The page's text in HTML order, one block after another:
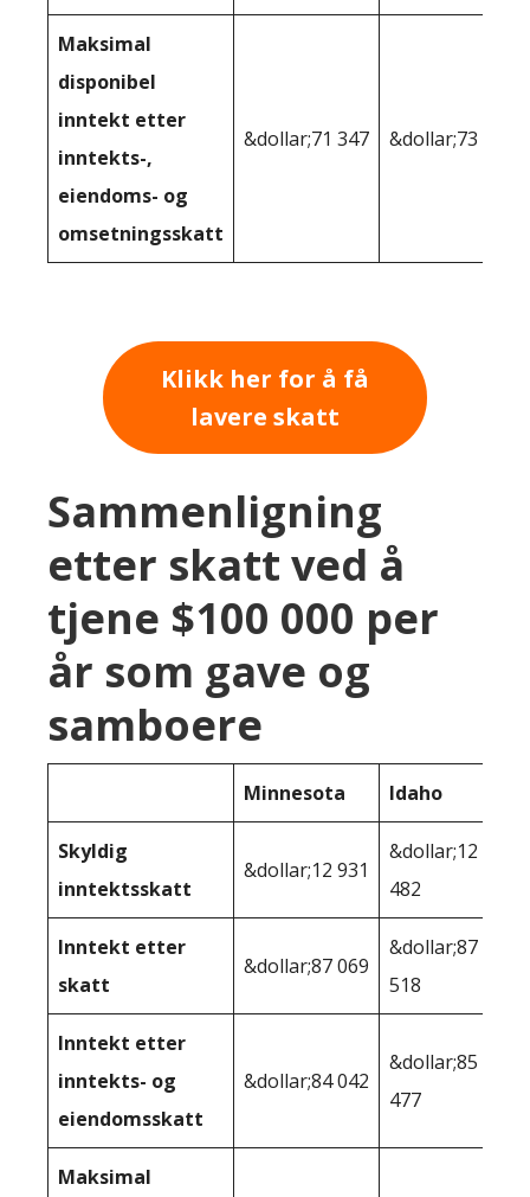
Maksimal
disponibel
inntekt etter
inntekts-,
eiendoms- og
omsetningsskatt
&dollar;71 347 &dollar;73 751
Klikk her for å få
lavere skatt
Sammenligning
etter skatt ved å
tjene $100 000 per
år som gave og
samboere
Minnesota Idaho
Skyldig
inntektsskatt
&dollar;12 931
&dollar;12
482
Inntekt etter
skatt
&dollar;87 069
&dollar;87
518
Inntekt etter
inntekts- og
eiendomsskatt
&dollar;84 042
&dollar;85
477
Maksimal